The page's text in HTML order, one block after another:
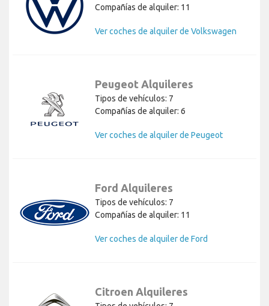
Compañías de alquiler: 11
Ver coches de alquiler de Volkswagen
Peugeot Alquileres
Tipos de vehículos: 7
Compañías de alquiler: 6
Ver coches de alquiler de Peugeot
Ford Alquileres
Tipos de vehículos: 7
Compañías de alquiler: 11
Ver coches de alquiler de Ford
Citroen Alquileres